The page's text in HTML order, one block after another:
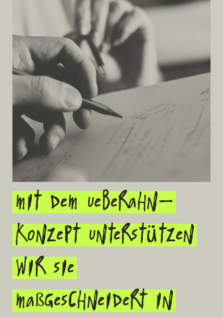
Mit dem UEBERAHN-
Konzept unterstützen
wir Sie
maßgeschneidert in